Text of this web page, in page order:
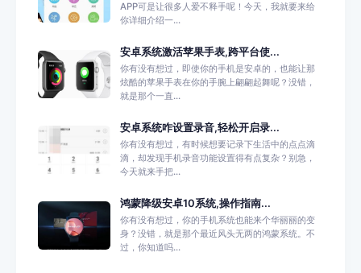
APP可是让很多人爱不释手呢！今天，我就要来给
你详细介绍一...
安卓系统激活苹果手表,跨平台使...
你有没有想过，即使你的手机是安卓的，也能让那
炫酷的苹果手表在你的手腕上翩翩起舞呢？没错，
就是那个一直...
安卓系统咋设置录音,轻松开启录...
你有没有想过，有时候想要记录下生活中的点点滴
滴，却发现手机录音功能设置得有点复杂？别急，
今天就来手把...
鸿蒙降级安卓10系统,操作指南...
你有没有想过，你的手机系统也能来个华丽丽的变
身？没错，就是那个最近风头无两的鸿蒙系统。不
过，你知道吗...